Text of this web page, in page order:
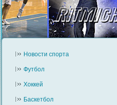
Новости cпорта
Футбол
Хоккей
Баскетбол